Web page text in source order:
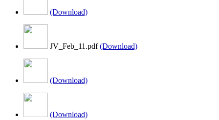
(Download)
JV_Feb_11.pdf (Download)
(Download)
(Download)